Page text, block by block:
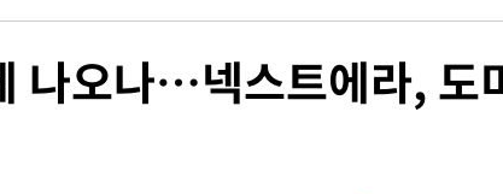
들"과 대치로 남부 케슘섬에서 두차
행정명령 서명
감…나스닥 0.06%↓
파, 4053명 발생 1850명 사망
나오나…넥스트에라, 도